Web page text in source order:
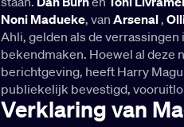
Noni Madueke, van Arsenal,
Ahli, gelden als de
bekendmaken. Hoewel al deze
berichtgeving, heeft Harry
publiekelijk bevestigd,
Verklaring van